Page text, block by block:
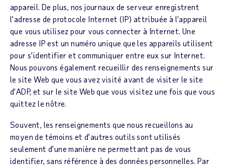
appareil. De plus, nos journaux de serveur enregistrent
l’adresse de protocole Internet (IP) attribuée à l’appareil
que vous utilisez pour vous connecter à Internet. Une
adresse IP est un numéro unique que les appareils utilisent
pour s’identifier et communiquer entre eux sur Internet.
Nous pouvons également recueillir des renseignements sur
le site Web que vous avez visité avant de visiter le site
d’ADP, et sur le site Web que vous visitez une fois que vous
quittez le nôtre.
Souvent, les renseignements que nous recueillons au
moyen de témoins et d’autres outils sont utilisés
seulement d’une manière ne permettant pas de vous
identifier, sans référence à des données personnelles. Par